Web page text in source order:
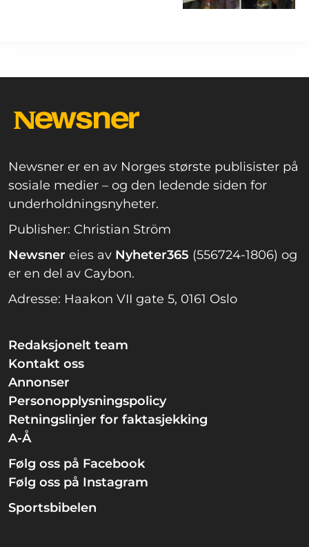
Newsner er en av Norges største publisister på
sosiale medier – og den ledende siden for
underholdningsnyheter.
Publisher: Christian Ström
Newsner eies av Nyheter365 (556724-1806) og
er en del av Caybon.
Adresse: Haakon VII gate 5, 0161 Oslo
Redaksjonelt team
Kontakt oss
Annonser
Personopplysningspolicy
Retningslinjer for faktasjekking
A-Å
Følg oss på Facebook
Følg oss på Instagram
Sportsbibelen